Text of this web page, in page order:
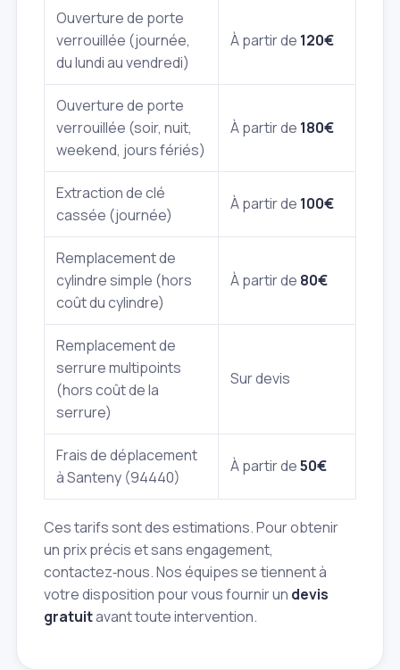
Ouverture de porte
verrouillée (journée,
du lundi au vendredi)
À partir de 120€
Ouverture de porte
verrouillée (soir, nuit,
weekend, jours fériés)
À partir de 180€
Extraction de clé
cassée (journée)
À partir de 100€
Remplacement de
cylindre simple (hors
coût du cylindre)
À partir de 80€
Remplacement de
serrure multipoints
(hors coût de la
serrure)
Sur devis
Frais de déplacement
à Santeny (94440)
À partir de50€
Ces tarifs sont des estimations. Pour obtenir
un prix précis et sans engagement,
contactez‑nous. Nos équipes se tiennent à
votre disposition pour vous fournir un devis
gratuitavant toute intervention.